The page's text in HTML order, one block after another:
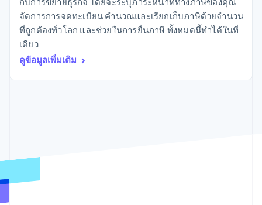
รวดเร็วขึ้น
ทำบัญชี
Sigma
รายงานที่
ออกแบบเอง
Data
Radar
บริษัท AI
แวดวงครีเอเตอร์
เกม
สื่อและความบันเทิง
แหล่งข้อมูล
บล็อกของนักพัฒนา
การติดต่อ
ติดต่อฝ่ายขาย
จัดการการจดทะเบียน คำนวณและเรียกเก็บภาษีด้วยจำนวน
ที่ถูกต้องทั่วโลก และช่วยในการยื่นภาษี ทั้งหมดนี้ทำได้ในที่
เดียว
ดูข้อมูลเพิ่มเติม